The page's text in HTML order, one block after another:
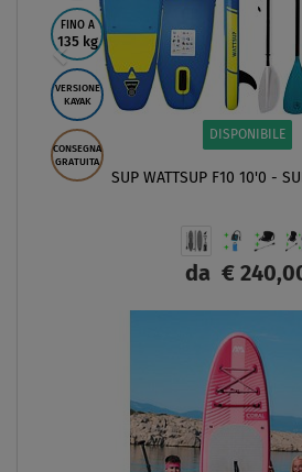
FINO A
135 kg
VERSIONE
KAYAK
CONSEGNA
GRATUITA
DISPONIBILE
SUP WATTSUP F10 10'0 -
da €
SCHERMO